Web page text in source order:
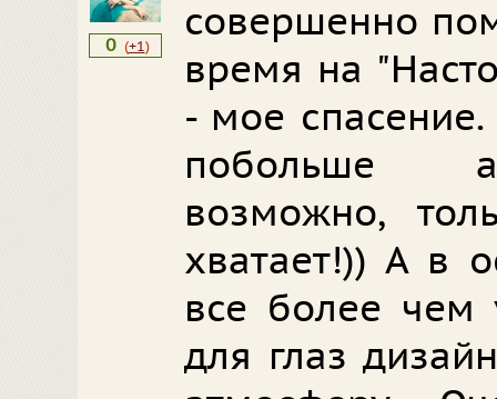
0 (+1)
совершенно
время на
- мое
побольше
возможно,
хватает!)) А в
все более чем
для глаз